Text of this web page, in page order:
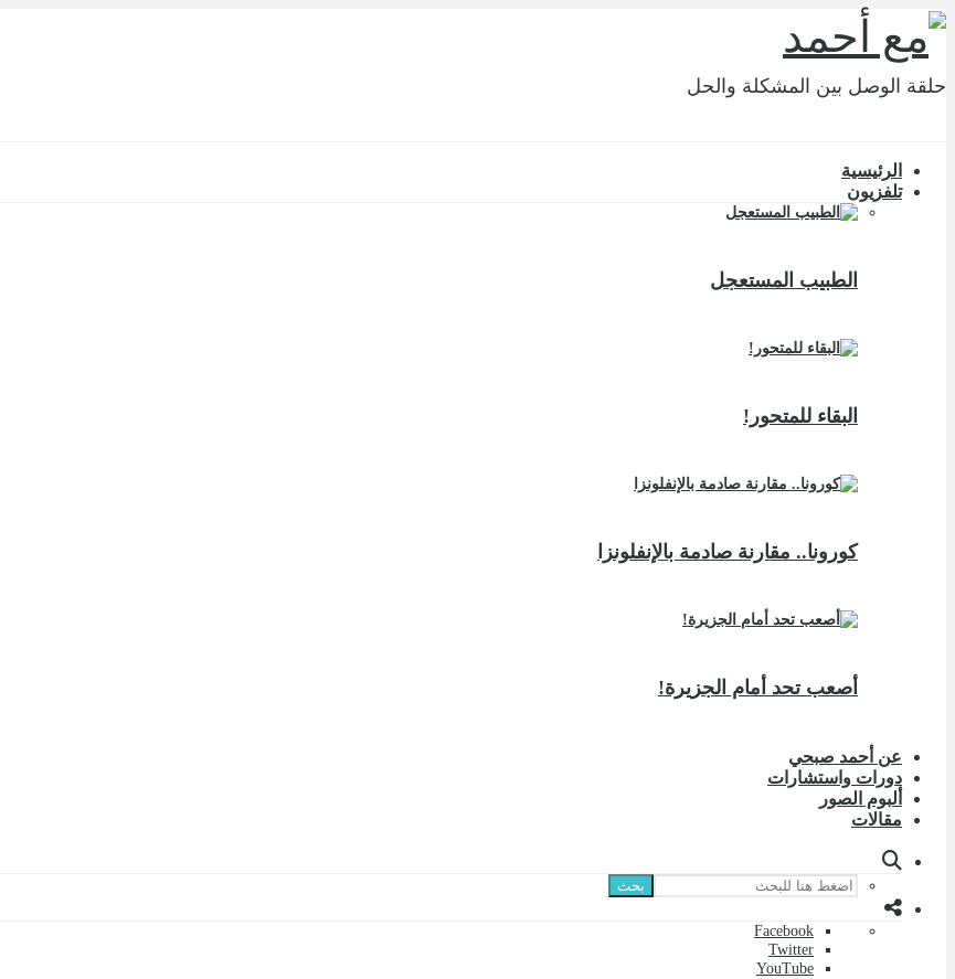
حلقة الوصل بين المشكلة والحل
الرئيسية
تلفزيون
الطبيب المستعجل
البقاء للمتحور!
كورونا.. مقارنة صادمة بالإنفلونزا
أصعب تحد أمام الجزيرة!
عن أحمد صبحي
دورات واستشارات
ألبوم الصور
مقالات
بحث
Facebook
Twitter
YouTube